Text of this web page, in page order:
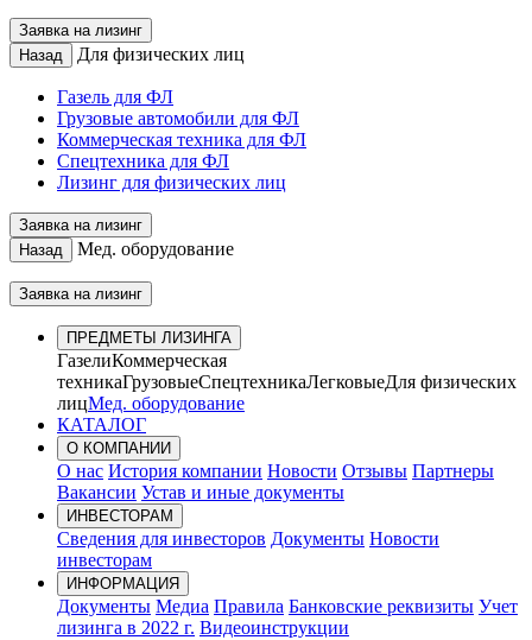
Заявка на лизинг
Назад
Для физических лиц
Газель для ФЛ
Грузовые автомобили для ФЛ
Коммерческая техника для ФЛ
Спецтехника для ФЛ
Лизинг для физических лиц
Заявка на лизинг
Назад
Мед. оборудование
Заявка на лизинг
ПРЕДМЕТЫ ЛИЗИНГА
ГазелиКоммерческая
техникаГрузовыеСпецтехникаЛегковыеДля физических
лицМед. оборудование
КАТАЛОГ
О КОМПАНИИ
О нас История компании Новости Отзывы Партнеры
Вакансии Устав и иные документы
ИНВЕСТОРАМ
Сведения для инвесторов Документы Новости
инвесторам
ИНФОРМАЦИЯ
Документы Медиа Правила Банковские реквизиты Учет
лизинга в 2022 г. Видеоинструкции